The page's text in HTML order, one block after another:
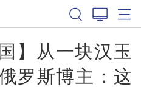
】从一块汉玉
罗斯博主：这